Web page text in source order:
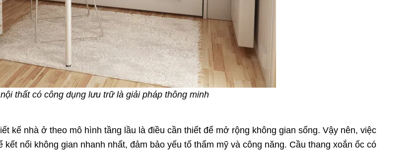
thất có công dụng lưu trữ là giải pháp thông minh
kế nhà ở theo mô hình tầng lầu là điều cần thiết để mở rộng không gian sống. Vậy nên, việc
nối không gian nhanh nhất, đảm bảo yếu tố thẩm mỹ và công năng. Cầu thang xoắn ốc có